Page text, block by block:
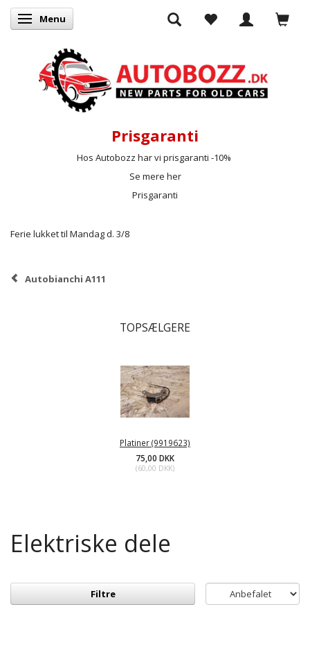
Skifte navigation
Menu
Prisgaranti
Hos Autobozz har vi prisgaranti -10%
Se mere her
Prisgaranti
Ferie lukket til Mandag d. 3/8
Autobianchi A111
TOPSÆLGERE
Platiner (9919623)
75,00 DKK
(60,00 DKK)
Elektriske dele
Filtre